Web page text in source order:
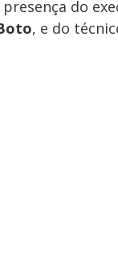
presença do
, e do